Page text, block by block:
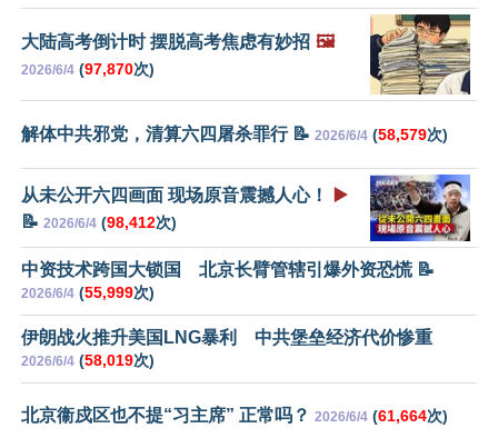
大陆高考倒计时 摆脱高考焦虑有妙招 🖼️
2026/6/4 (97,870次)
解体中共邪党，清算六四屠杀罪行 📝 2026/6/4 (58,579次)
从未公开六四画面 现场原音震撼人心！
▶️
📝 2026/6/4 (98,412次)
中资技术跨国大锁国 北京长臂管辖引爆外资恐慌 📝
2026/6/4 (55,999次)
伊朗战火推升美国LNG暴利 中共堡垒经济代价惨重
2026/6/4 (58,019次)
北京衞戍区也不提“习主席” 正常吗？ 2026/6/4 (61,664次)